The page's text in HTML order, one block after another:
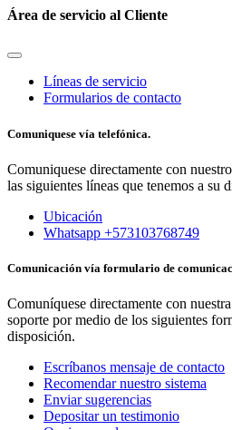
Área de servicio al Cliente
Líneas de servicio
Formularios de contacto
Comuniquese vía telefónica.
Comuniquese directamente con
las siguientes líneas que tenemos a su
Ubicación
Whatsapp +573103768749
Comunicación vía formulario de
Comuníquese directamente con
soporte por medio de los siguientes
disposición.
Escríbanos mensaje de contacto
Recomendar nuestro sistema
Enviar sugerencias
Depositar un testimonio